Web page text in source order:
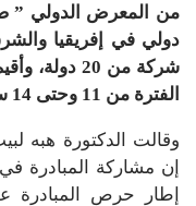
من المعرض الدولي ”
شركة من 20
الفترة من 11 وحتى 14 سبتمبر الجاري.
وقالت الدكتورة هبه
إن مشاركة المبادرة
إطار حرص المبادرة